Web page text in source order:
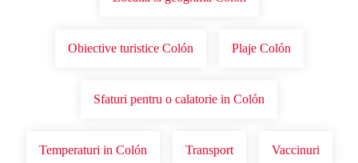
Obiective turistice Colón Plaje Colón
Sfaturi pentru o calatorie in Colón
Temperaturi in Colón Transport Vaccinuri